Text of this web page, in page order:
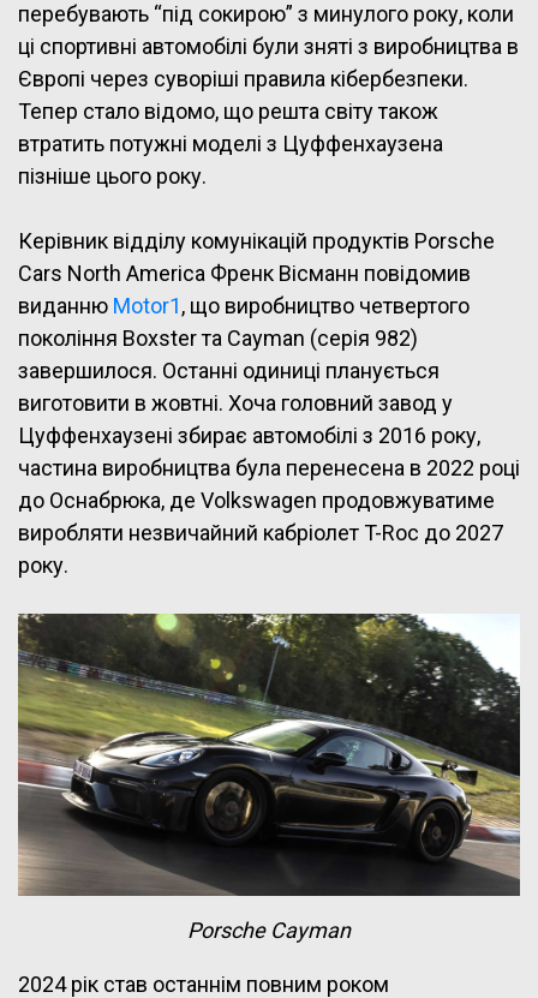
перебувають “під сокирою” з минулого року, коли
ці спортивні автомобілі були зняті з виробництва в
Європі через суворіші правила кібербезпеки.
Тепер стало відомо, що решта світу також
втратить потужні моделі з Цуффенхаузена
пізніше цього року.
Керівник відділу комунікацій продуктів Porsche
Cars North America Френк Вісманн повідомив
виданню Motor1, що виробництво четвертого
покоління Boxster та Cayman (серія 982)
завершилося. Останні одиниці планується
виготовити в жовтні. Хоча головний завод у
Цуффенхаузені збирає автомобілі з 2016 року,
частина виробництва була перенесена в 2022 році
до Оснабрюка, де Volkswagen продовжуватиме
виробляти незвичайний кабріолет T-Roc до 2027
року.
Porsche Cayman
2024 рік став останнім повним роком